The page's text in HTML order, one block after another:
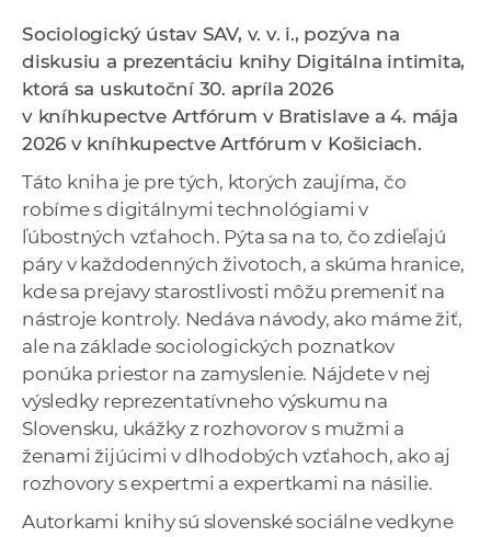
c
a
p
o
v
n
í
o
S
A
V
Sociologický ústav SAV, v. v. i., pozýva na
diskusiu a prezentáciu knihy Digitálna intimita,
ktorá sa uskutoční 30. apríla 2026
v kníhkupectve Artfórum v Bratislave a 4. mája
2026 v kníhkupectve Artfórum v Košiciach.
Táto kniha je pre tých, ktorých zaujíma, čo
robíme s digitálnymi technológiami v
ľúbostných vzťahoch. Pýta sa na to, čo zdieľajú
páry v každodenných životoch, a skúma hranice,
kde sa prejavy starostlivosti môžu premeniť na
nástroje kontroly. Nedáva návody, ako máme žiť,
ale na základe sociologických poznatkov
ponúka priestor na zamyslenie. Nájdete v nej
výsledky reprezentatívneho výskumu na
Slovensku, ukážky z rozhovorov s mužmi a
ženami žijúcimi v dlhodobých vzťahoch, ako aj
rozhovory s expertmi a expertkami na násilie.
Autorkami knihy sú slovenské sociálne vedkyne